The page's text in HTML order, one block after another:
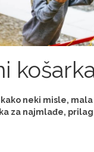
neki misle,
za najmlađe,